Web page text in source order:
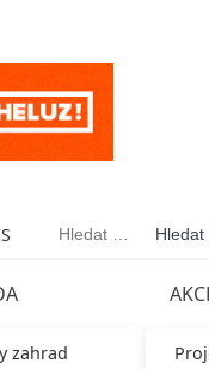
Vyhledávání
zahrad